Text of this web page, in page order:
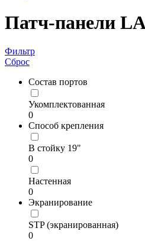
Патч-панели
Фильтр
Сброс
Состав портов
Укомплектованная
0
Способ крепления
В стойку 19"
0
Настенная
0
Экранирование
STP (экранированная)
0